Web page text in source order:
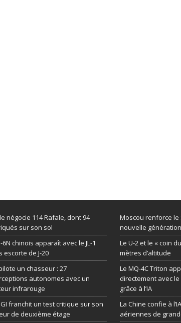
négocie 114 Rafale, dont 94
sur son sol
6N chinois apparaît avec le JL-1
escorte de J-20
pilote un chasseur : 27
autonomes avec un
infrarouge
franchit un test critique sur son
de deuxième étage
Moscou renforce le
nouvelle
Le U-2 et le « coin
mètres d’altitude
Le MQ-4C Triton
directement avec le
grâce à l’IA
La Chine confie à
aériennes de